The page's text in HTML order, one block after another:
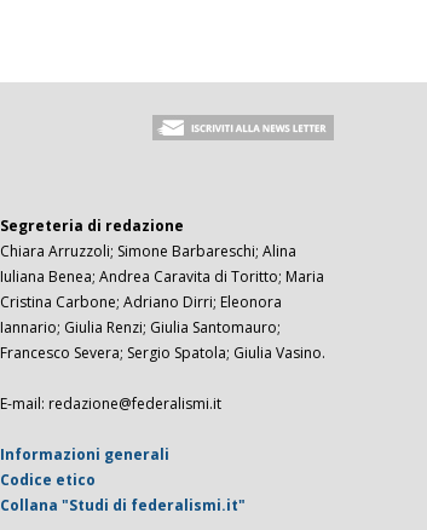
Segreteria di redazione
Chiara Arruzzoli; Simone Barbareschi; Alina
Iuliana Benea; Andrea Caravita di Toritto; Maria
Cristina Carbone; Adriano Dirri; Eleonora
Iannario; Giulia Renzi; Giulia Santomauro;
Francesco Severa; Sergio Spatola; Giulia Vasino.
E-mail: redazione@federalismi.it
Informazioni generali
Codice etico
Collana "Studi di federalismi.it"